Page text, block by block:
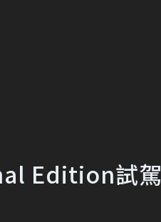
Edition試駕